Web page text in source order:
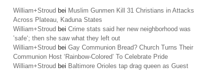
William+Stroud bei Muslim Gunmen Kill 31 Christians in Attacks
Across Plateau, Kaduna States
William+Stroud bei Crime stats said her new neighborhood was
’safe‘; then she saw what they left out
William+Stroud bei Gay Communion Bread? Church Turns Their
Communion Host ‘Rainbow-Colored’ To Celebrate Pride
William+Stroud bei Baltimore Orioles tap drag queen as Guest